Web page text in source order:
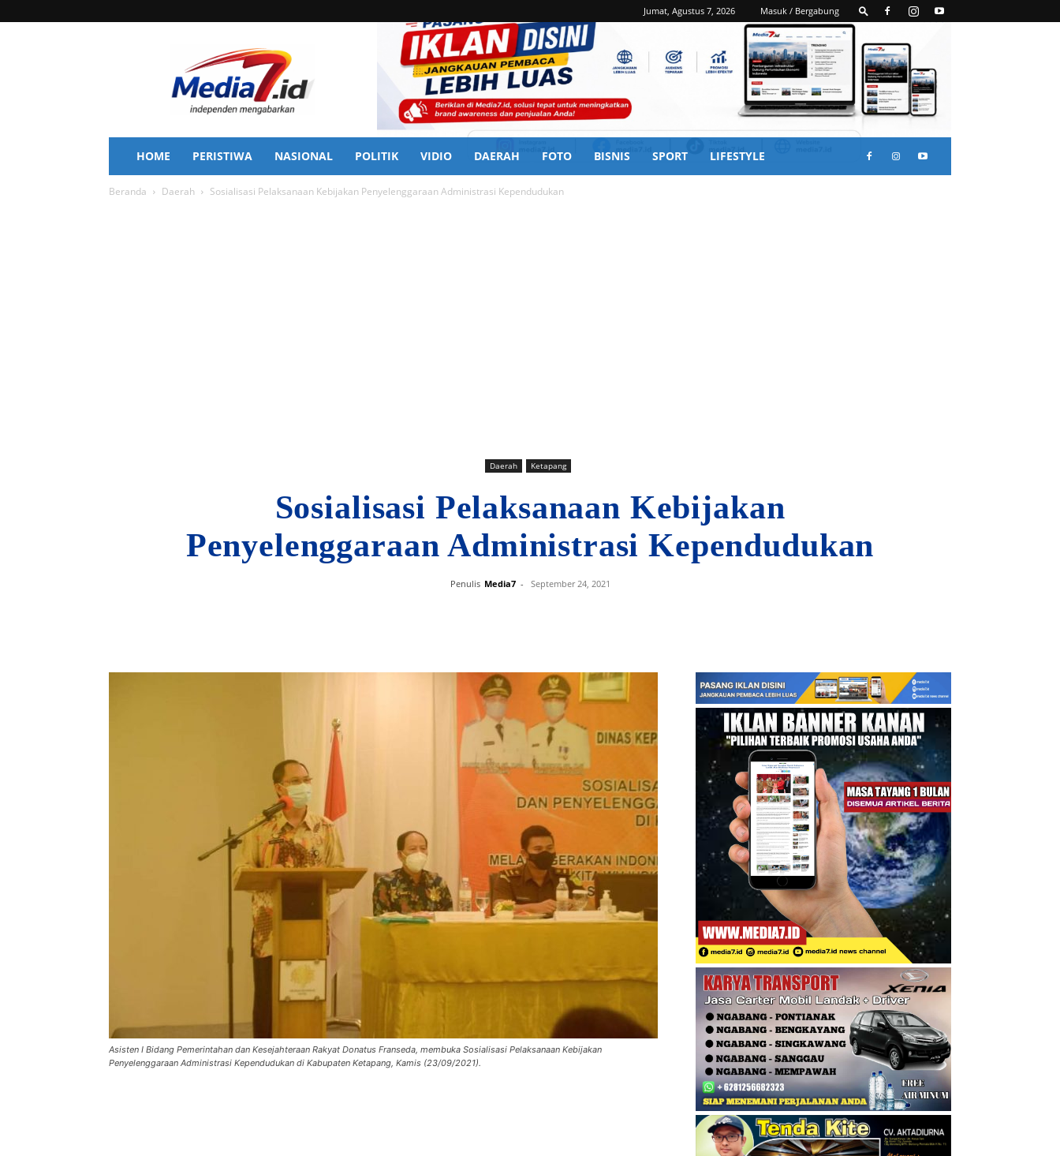
Jumat, Agustus 7, 2026 Masuk / Bergabung
HOME PERISTIWA NASIONAL POLITIK VIDIO DAERAH FOTO BISNIS SPORT LIFESTYLE
Beranda Daerah Sosialisasi Pelaksanaan Kebijakan Penyelenggaraan Administrasi Kependudukan
Daerah Ketapang
Sosialisasi Pelaksanaan Kebijakan
Penyelenggaraan Administrasi Kependudukan
Penulis Media7 - September 24, 2021
Asisten I Bidang Pemerintahan dan Kesejahteraan Rakyat Donatus Franseda, membuka Sosialisasi Pelaksanaan Kebijakan
Penyelenggaraan Administrasi Kependudukan di Kabupaten Ketapang, Kamis (23/09/2021).